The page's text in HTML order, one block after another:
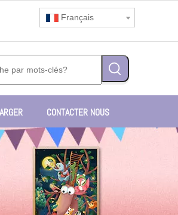
Français
CONTACTER NOUS